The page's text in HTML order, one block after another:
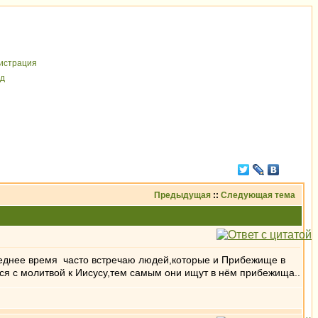
Предыдущая :: Следующая тема
время часто встречаю людей,которые и Прибежище в
с молитвой к Иисусу,тем самым они ищут в нём прибежища..